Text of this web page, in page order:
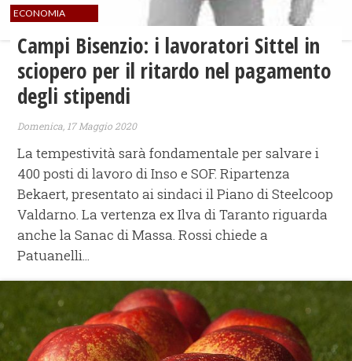
ECONOMIA
Campi Bisenzio: i lavoratori Sittel in
sciopero per il ritardo nel pagamento
degli stipendi
Domenica, 17 Maggio 2020
La tempestività sarà fondamentale per salvare i
400 posti di lavoro di Inso e SOF. Ripartenza
Bekaert, presentato ai sindaci il Piano di Steelcoop
Valdarno. La vertenza ex Ilva di Taranto riguarda
anche la Sanac di Massa. Rossi chiede a
Patuanelli...